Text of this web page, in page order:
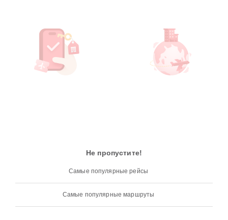
Не пропустите!
Самые популярные рейсы
Самые популярные маршруты